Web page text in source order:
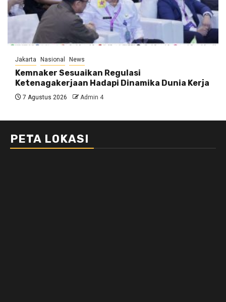
Jakarta Nasional News
Kemnaker Sesuaikan Regulasi
Ketenagakerjaan Hadapi Dinamika Dunia Kerja
7 Agustus 2026 Admin 4
PETA LOKASI